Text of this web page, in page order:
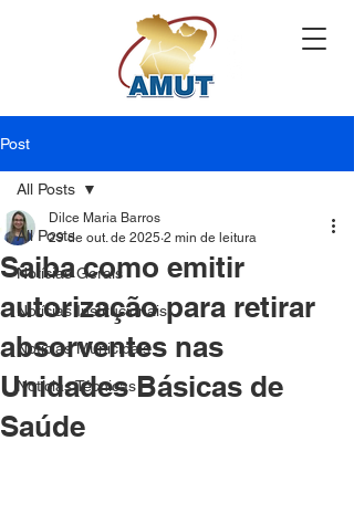
Post
All Posts
Notícias Gerais
Notícias Institucionais
Notícias Municipais
Notícias Técnicas
All Posts
Saiba como emitir
autorização para retirar
absorventes nas
Unidades Básicas de
Saúde
Dilce Maria Barros
29 de out. de 2025 2 min de leitura